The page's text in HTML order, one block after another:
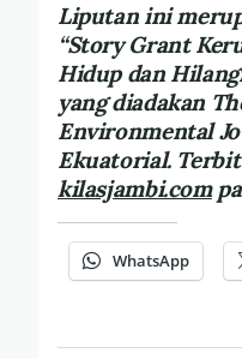
Liputan ini
“Story Grant
Hidup dan
yang diadakan
Environmental
Ekuatorial.
kilasjambi.com
WhatsApp